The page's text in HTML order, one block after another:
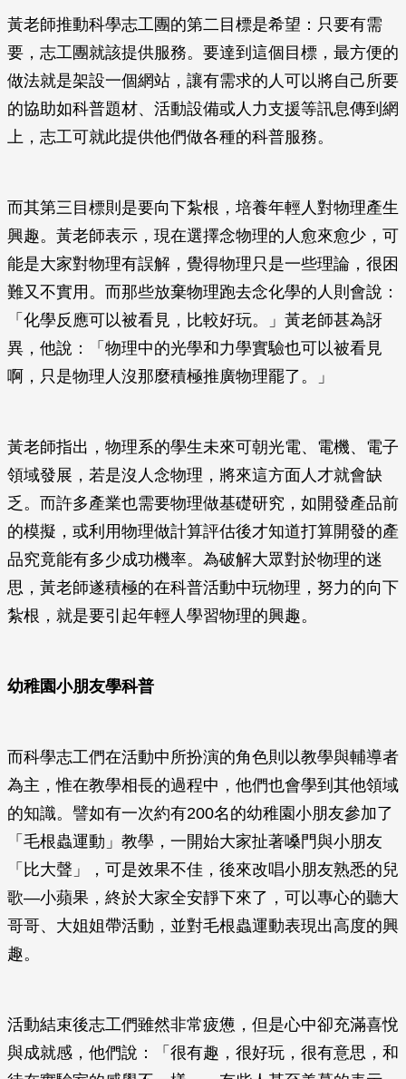
黃老師推動科學志工團的第二目標是希望：只要有需
要，志工團就該提供服務。要達到這個目標，最方便的
做法就是架設一個網站，讓有需求的人可以將自己所要
的協助如科普題材、活動設備或人力支援等訊息傳到網
上，志工可就此提供他們做各種的科普服務。
而其第三目標則是要向下紮根，培養年輕人對物理產生
興趣。黃老師表示，現在選擇念物理的人愈來愈少，可
能是大家對物理有誤解，覺得物理只是一些理論，很困
難又不實用。而那些放棄物理跑去念化學的人則會說：
「化學反應可以被看見，比較好玩。」黃老師甚為訝
異，他說：「物理中的光學和力學實驗也可以被看見
啊，只是物理人沒那麼積極推廣物理罷了。」
黃老師指出，物理系的學生未來可朝光電、電機、電子
領域發展，若是沒人念物理，將來這方面人才就會缺
乏。而許多產業也需要物理做基礎研究，如開發產品前
的模擬，或利用物理做計算評估後才知道打算開發的產
品究竟能有多少成功機率。為破解大眾對於物理的迷
思，黃老師遂積極的在科普活動中玩物理，努力的向下
紮根，就是要引起年輕人學習物理的興趣。
幼稚園小朋友學科普
而科學志工們在活動中所扮演的角色則以教學與輔導者
為主，惟在教學相長的過程中，他們也會學到其他領域
的知識。譬如有一次約有200名的幼稚園小朋友參加了
「毛根蟲運動」教學，一開始大家扯著嗓門與小朋友
「比大聲」，可是效果不佳，後來改唱小朋友熟悉的兒
歌—小蘋果，終於大家全安靜下來了，可以專心的聽大
哥哥、大姐姐帶活動，並對毛根蟲運動表現出高度的興
趣。
活動結束後志工們雖然非常疲憊，但是心中卻充滿喜悅
與成就感，他們說：「很有趣，很好玩，很有意思，和